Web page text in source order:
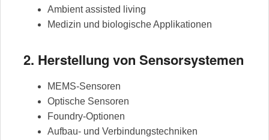
Ambient assisted living
Medizin und biologische Applikationen
2. Herstellung von Sensorsystemen
MEMS-Sensoren
Optische Sensoren
Foundry-Optionen
Aufbau- und Verbindungstechniken